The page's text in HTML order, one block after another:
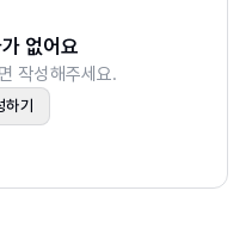
도와 더 나은 정신 건강
과를 어떻게 보느냐에 따
한’ 성격, 괜찮아 보입니
나는 침묵의 언어
통한 관계의 회복
없어요
작성해주세요.
하기